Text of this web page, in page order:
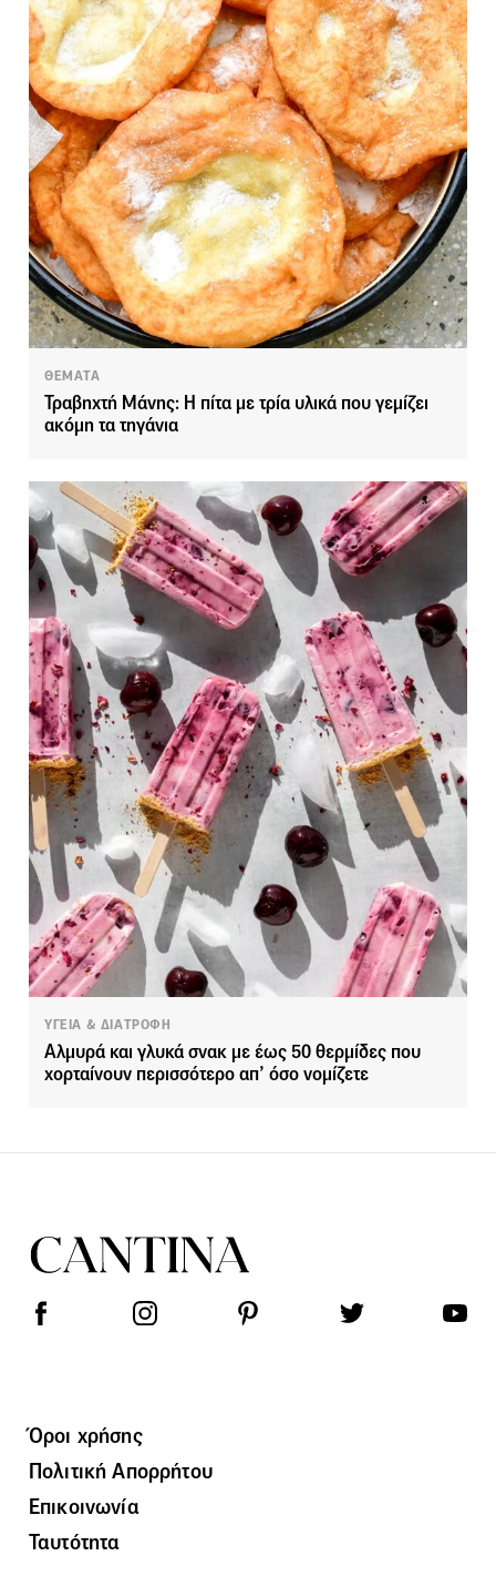
ΘΕΜΑΤΑ
Τραβηχτή Μάνης: Η πίτα με τρία υλικά που γεμίζει
ακόμη τα τηγάνια
ΥΓΕΙΑ & ΔΙΑΤΡΟΦΗ
Αλμυρά και γλυκά σνακ με έως 50 θερμίδες που
χορταίνουν περισσότερο απ’ όσο νομίζετε
Όροι χρήσης
Πολιτική Απορρήτου
Επικοινωνία
Ταυτότητα